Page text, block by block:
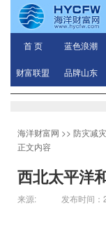
首 页 蓝色浪潮
财富联盟 品牌山东
海洋财富网 >> 防灾减
正文内容
西北太平洋
来源: 发布时间：